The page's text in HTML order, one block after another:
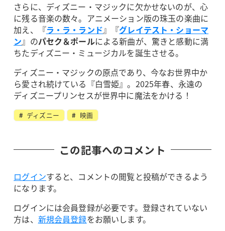
さらに、ディズニー・マジックに欠かせないのが、心
に残る音楽の数々。アニメーション版の珠玉の楽曲に
加え、『ラ・ラ・ランド』『グレイテスト・ショーマ
ン』のパセク＆ポールによる新曲が、驚きと感動に満
ちたディズニー・ミュージカルを誕生させる。
ディズニー・マジックの原点であり、今なお世界中か
ら愛され続けている『白雪姫』。2025年春、永遠の
ディズニープリンセスが世界中に魔法をかける！
ディズニー 映画
この記事へのコメント
ログインすると、コメントの閲覧と投稿ができるよう
になります。
ログインには会員登録が必要です。登録されていない
方は、 新規会員登録をお願いします。